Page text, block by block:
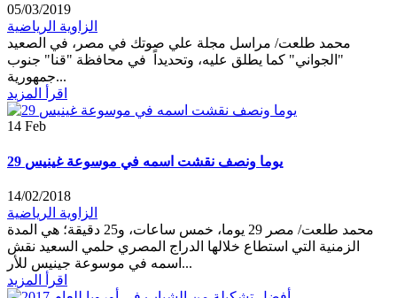
05/03/2019
الزاوية الرياضية
محمد طلعت/ مراسل مجلة علي صوتك في مصر، في الصعيد
"الجواني" كما يطلق عليه، وتحديداً في محافظة "قنا" جنوب
جمهورية...
اقرأ المزيد
14 Feb
29 يوما ونصف نقشت اسمه في موسوعة غينيس
14/02/2018
الزاوية الرياضية
محمد طلعت/ مصر 29 يوما، خمس ساعات، و25 دقيقة؛ هي المدة
الزمنية التي استطاع خلالها الدراج المصري حلمي السعيد نقش
اسمه في موسوعة جينيس للأر...
اقرأ المزيد